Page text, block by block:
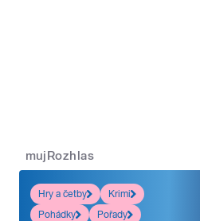
mujRozhlas
Hry a četby
Krimi
Pohádky
Pořady